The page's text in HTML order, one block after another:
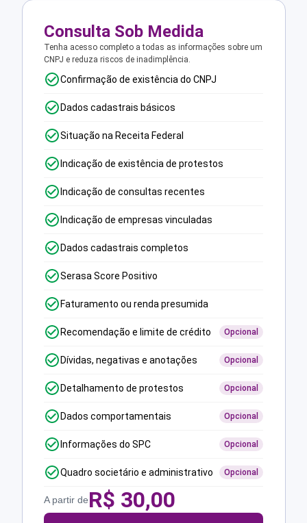
Consulta Sob Medida
Tenha acesso completo a todas as informações sobre um
CNPJ e reduza riscos de inadimplência.
Confirmação de existência do CNPJ
Dados cadastrais básicos
Situação na Receita Federal
Indicação de existência de protestos
Indicação de consultas recentes
Indicação de empresas vinculadas
Dados cadastrais completos
Serasa Score Positivo
Faturamento ou renda presumida
Recomendação e limite de crédito Opcional
Dívidas, negativas e anotações Opcional
Detalhamento de protestos Opcional
Dados comportamentais Opcional
Informações do SPC Opcional
Quadro societário e administrativo Opcional
A partir deR$ 30,00